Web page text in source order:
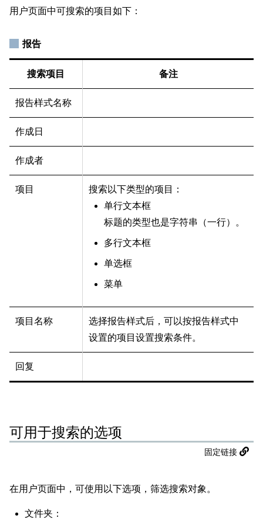
用户页面中可搜索的项目如下：
报告
搜索项目 备注
报告样式名称
作成日
作成者
项目
搜索以下类型的项目：
单行文本框
标题的类型也是字符串（一行）。
多行文本框
单选框
菜单
项目名称
选择报告样式后，可以按报告样式中
设置的项目设置搜索条件。
回复
可用于搜索的选项
固定链接
在用户页面中，可使用以下选项，筛选搜索对象。
文件夹：